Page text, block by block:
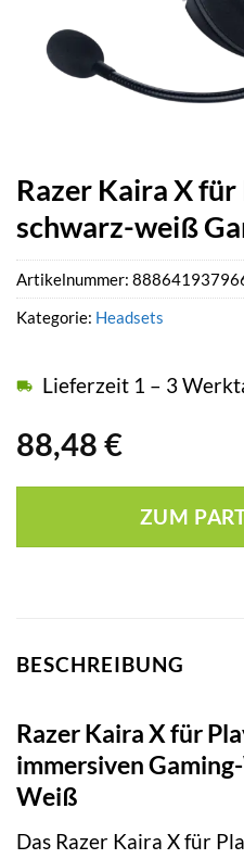
Razer Kaira X
schwarz-weiß
88,48 €
Lieferzeit 1 – 3
ZUM
Artikelnummer:
Kategorie: Headsets
BESCHREIBUNG
Razer Kaira X für
immersiven
Weiß
Das Razer Kaira X für